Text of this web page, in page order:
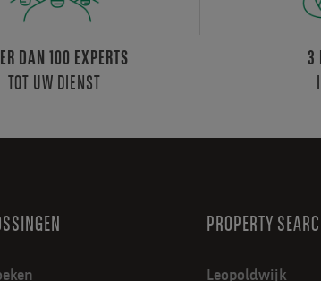
DAN 100 EXPERTS
TOT UW DIENST
3
PROPERTY
Leopoldwijk